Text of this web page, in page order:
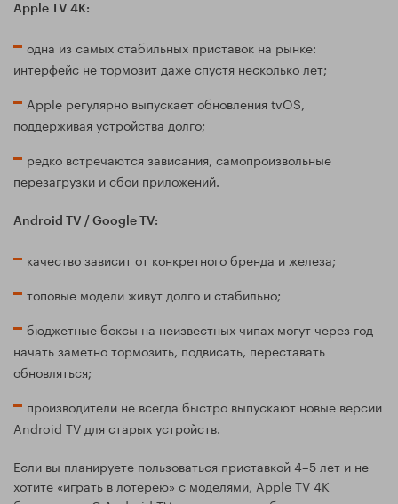
Apple TV 4K:
одна из самых стабильных приставок на рынке:
интерфейс не тормозит даже спустя несколько лет;
Apple регулярно выпускает обновления tvOS,
поддерживая устройства долго;
редко встречаются зависания, самопроизвольные
перезагрузки и сбои приложений.
Android TV / Google TV:
качество зависит от конкретного бренда и железа;
топовые модели живут долго и стабильно;
бюджетные боксы на неизвестных чипах могут через год
начать заметно тормозить, подвисать, переставать
обновляться;
производители не всегда быстро выпускают новые версии
Android TV для старых устройств.
Если вы планируете пользоваться приставкой 4–5 лет и не
хотите «играть в лотерею» с моделями, Apple TV 4K